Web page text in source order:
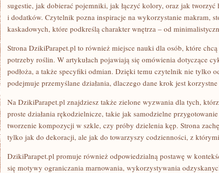
sugestie, jak dobierać pojemniki, jak łączyć kolory, oraz jak
i dodatków. Czytelnik pozna inspiracje na wykorzystanie makram,
kaskadowych, które podkreślą charakter wnętrza – od
Strona DzikiParapet.pl to również miejsce nauki dla osób, które
potrzeby roślin. W artykułach pojawiają się omówienia dotyczące
podłoża, a także specyfiki odmian. Dzięki temu czytelnik nie tylko
podejmuje przemyślane działania, dlaczego dane krok jest
Na DzikiParapet.pl znajdziesz także zielone wyzwania dla tych,
proste działania rękodzielnicze, takie jak samodzielne
tworzenie kompozycji w szkle, czy próby dzielenia kęp. Strona
tylko jak do dekoracji, ale jak do towarzyszy codzienności, z
DzikiParapet.pl promuje również odpowiedzialną postawę w
się motywy ograniczania marnowania, wykorzystywania